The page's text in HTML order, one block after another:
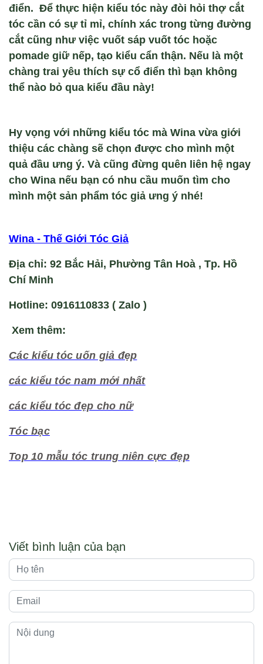
điển. Để thực hiện kiểu tóc này đòi hỏi thợ cắt
tóc cần có sự tỉ mỉ, chính xác trong từng đường
cắt cũng như việc vuốt sáp vuốt tóc hoặc
pomade giữ nếp, tạo kiểu cẩn thận. Nếu là một
chàng trai yêu thích sự cổ điển thì bạn không
thể nào bỏ qua kiểu đầu này!
Hy vọng với những kiểu tóc mà Wina vừa giới
thiệu các chàng sẽ chọn được cho mình một
quả đầu ưng ý. Và cũng đừng quên liên hệ ngay
cho Wina nếu bạn có nhu cầu muốn tìm cho
mình một sản phẩm tóc giả ưng ý nhé!
Wina - Thế Giới Tóc Giả
Địa chỉ: 92 Bắc Hải, Phường Tân Hoà , Tp. Hồ
Chí Minh
Hotline: 0916110833 ( Zalo )
Xem thêm:
Các kiểu tóc uốn giả đẹp
các kiểu tóc nam mới nhất
các kiểu tóc đẹp cho nữ
Tóc bạc
Top 10 mẫu tóc trung niên cực đẹp
Viết bình luận của bạn